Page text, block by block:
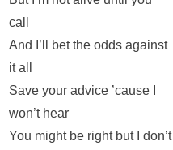
call
And I’ll bet the odds against
it all
Save your advice ’cause I
won’t hear
You might be right but I don’t